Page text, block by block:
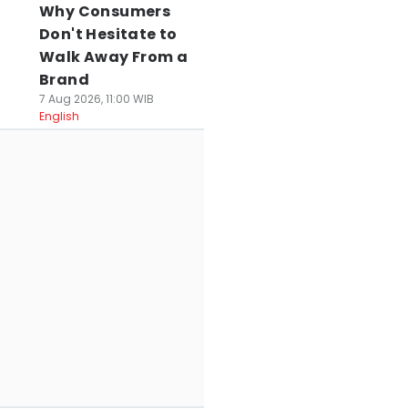
Why Consumers
Don't Hesitate to
Walk Away From a
Brand
7 Aug 2026, 11:00 WIB
English